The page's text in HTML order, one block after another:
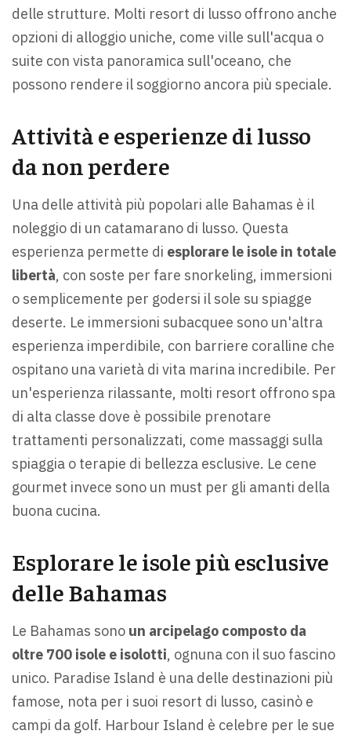
delle strutture. Molti resort di lusso offrono anche
opzioni di alloggio uniche, come ville sull'acqua o
suite con vista panoramica sull'oceano, che
possono rendere il soggiorno ancora più speciale.
Attività e esperienze di lusso
da non perdere
Una delle attività più popolari alle Bahamas è il
noleggio di un catamarano di lusso. Questa
esperienza permette di esplorare le isole in totale
libertà, con soste per fare snorkeling, immersioni
o semplicemente per godersi il sole su spiagge
deserte. Le immersioni subacquee sono un'altra
esperienza imperdibile, con barriere coralline che
ospitano una varietà di vita marina incredibile. Per
un'esperienza rilassante, molti resort offrono spa
di alta classe dove è possibile prenotare
trattamenti personalizzati, come massaggi sulla
spiaggia o terapie di bellezza esclusive. Le cene
gourmet invece sono un must per gli amanti della
buona cucina.
Esplorare le isole più esclusive
delle Bahamas
Le Bahamas sono un arcipelago composto da
oltre 700 isole e isolotti, ognuna con il suo fascino
unico. Paradise Island è una delle destinazioni più
famose, nota per i suoi resort di lusso, casinò e
campi da golf. Harbour Island è celebre per le sue